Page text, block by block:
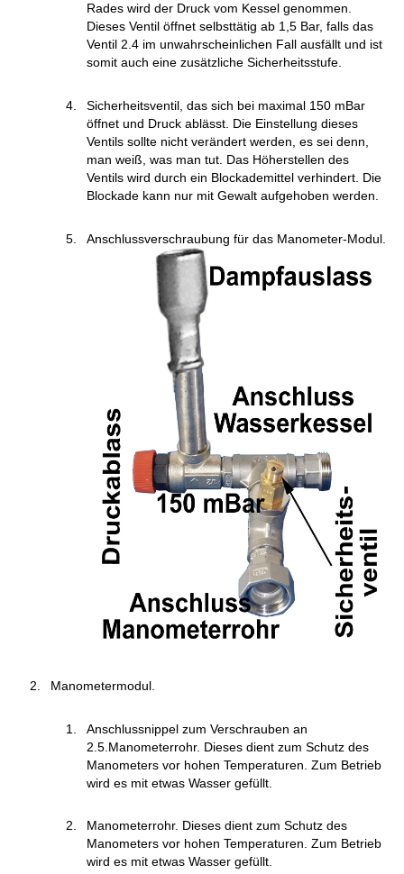
Rades wird der Druck vom Kessel genommen.
Dieses Ventil öffnet selbsttätig ab 1,5 Bar, falls das
Ventil 2.4 im unwahrscheinlichen Fall ausfällt und ist
somit auch eine zusätzliche Sicherheitsstufe.
Sicherheitsventil, das sich bei maximal 150 mBar
öffnet und Druck ablässt. Die Einstellung dieses
Ventils sollte nicht verändert werden, es sei denn,
man weiß, was man tut. Das Höherstellen des
Ventils wird durch ein Blockademittel verhindert. Die
Blockade kann nur mit Gewalt aufgehoben werden.
Anschlussverschraubung für das Manometer-Modul.
Manometermodul.
Anschlussnippel zum Verschrauben an
2.5.Manometerrohr. Dieses dient zum Schutz des
Manometers vor hohen Temperaturen. Zum Betrieb
wird es mit etwas Wasser gefüllt.
Manometerrohr. Dieses dient zum Schutz des
Manometers vor hohen Temperaturen. Zum Betrieb
wird es mit etwas Wasser gefüllt.